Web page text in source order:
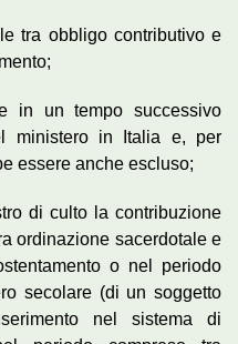
tra obbligo contributivo e
in un tempo successivo
ministero in Italia e, per
essere anche escluso;
di culto la contribuzione
ordinazione sacerdotale e
o nel periodo
secolare (di un soggetto
nel sistema di